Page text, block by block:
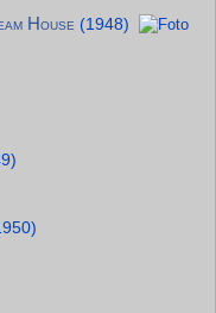
House (1948)